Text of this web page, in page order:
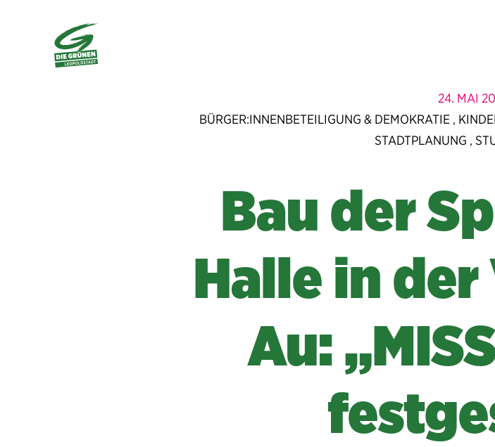
24. MAI
BÜRGER:INNENBETEILIGUNG & DEMOKRATIE,
STADTPLANUNG ,
Bau der
Halle in
Au: